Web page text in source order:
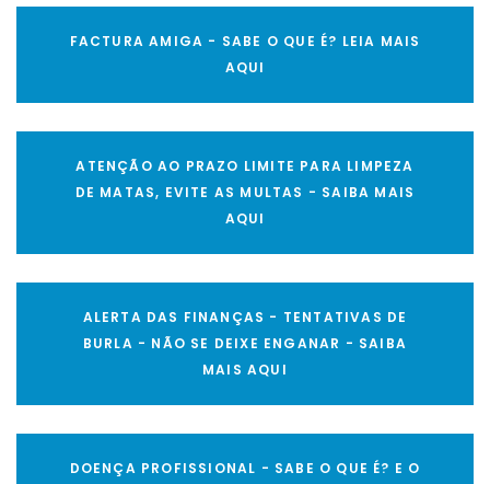
FACTURA AMIGA - SABE O QUE É? LEIA MAIS
AQUI
ATENÇÃO AO PRAZO LIMITE PARA LIMPEZA
DE MATAS, EVITE AS MULTAS - SAIBA MAIS
AQUI
ALERTA DAS FINANÇAS - TENTATIVAS DE
BURLA - NÃO SE DEIXE ENGANAR - SAIBA
MAIS AQUI
DOENÇA PROFISSIONAL - SABE O QUE É? E O